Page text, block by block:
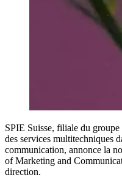
SPIE Suisse, filiale du
des services multitechniques
communication, annonce la
of Marketing and
direction.